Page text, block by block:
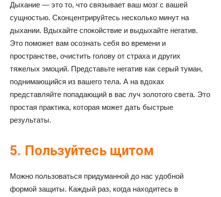
Дыхание — это то, что связывает ваш мозг с вашей
сущностью. Сконцентрируйтесь несколько минут на
дыхании. Вдыхайте спокойствие и выдыхайте негатив.
Это поможет вам осознать себя во времени и
пространстве, очистить голову от страха и других
тяжелых эмоций. Представьте негатив как серый туман,
поднимающийся из вашего тела. А на вдохах
представляйте попадающий в вас луч золотого света. Это
простая практика, которая может дать быстрые
результаты.
5. Пользуйтесь щитом
Можно пользоваться придуманной до нас удобной
формой защиты. Каждый раз, когда находитесь в